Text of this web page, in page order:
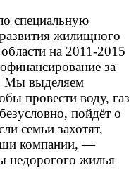
специальную
жилищного
на 2011-2015
за
Мы выделяем
провести воду, газ
пойдёт о
семьи захотят,
компании, —
недорогого жилья